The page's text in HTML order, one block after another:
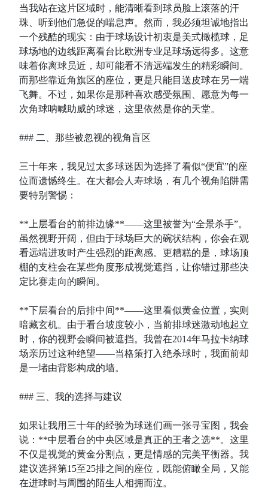
当我站在这片区域时，能清晰看到球员脸上滚落的汗
珠、听到他们急促的喘息声。然而，我必须坦诚地指出
一个残酷的现实：由于球场设计初衷是美式橄榄球，足
球场地的边线距离看台比欧洲专业足球场远得多。这意
味着你离球员近，却可能看不清远端发生的精彩瞬间。
而那些靠近角旗区的座位，更是只能目送皮球在另一端
飞舞。不过，如果你是那种喜欢感受氛围、愿意为每一
次角球呐喊助威的球迷，这里依然是你的天堂。
### 二、那些被忽视的视角盲区
三十年来，我见过太多球迷因为选择了看似“便宜”的座
位而遗憾终生。在大都会人寿球场，有几个视角陷阱需
要特别警惕：
**上层看台的前排边缘**——这里被誉为“全景杀手”。
虽然视野开阔，但由于球场巨大的碗状结构，你会在观
看远端进攻时产生强烈的距离感。更糟糕的是，球场顶
棚的支柱会在某些角度形成视觉遮挡，让你错过那些决
定比赛走向的瞬间。
**下层看台的后排中间**——这里看似黄金位置，实则
暗藏玄机。由于看台坡度较小，当前排球迷激动地起立
时，你的视野会瞬间被遮挡。我曾在2014年马拉卡纳球
场亲历过这种绝望——当格策打入绝杀球时，我面前却
是一堵由背影构成的墙。
### 三、我的选择与建议
如果让我用三十年的经验为球迷们画一张寻宝图，我会
说：**中层看台的中央区域是真正的王者之选**。这里
不仅是视觉的黄金分割点，更是情感的完美平衡器。我
建议选择第15至25排之间的座位，既能俯瞰全局，又能
在进球时与周围的陌生人相拥而泣。